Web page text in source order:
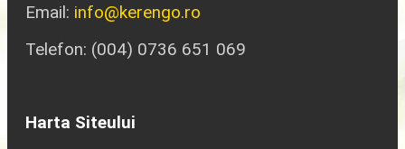
Email: info@kerengo.ro
Telefon: (004) 0736 651 069
Harta Siteului